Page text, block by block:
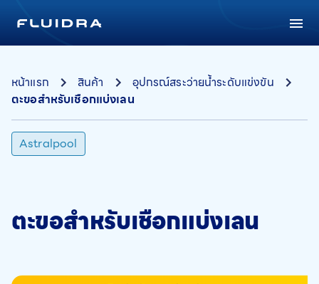
หน้าแรก สินค้า
อุปกรณ์สระว่ายน้ำระดับแข่งขัน
ตะขอสำหรับเชือกแบ่งเลน
Astralpool
ตะขอสำหรับเชือกแบ่งเลน